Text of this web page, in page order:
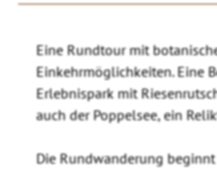
Eine Rundtour mit
Einkehrmöglichkeiten. Eine
Erlebnispark mit
auch der Poppelsee, ein
Die Rundwanderung